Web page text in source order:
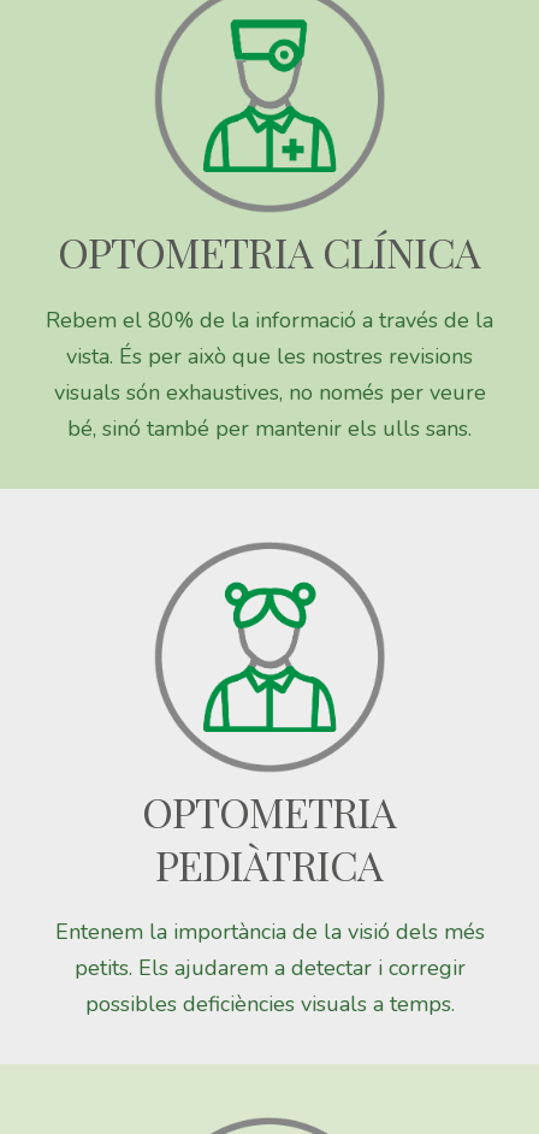
OPTOMETRIA CLÍNICA
Rebem el 80% de la informació a través de la
vista. És per això que les nostres revisions
visuals són exhaustives, no només per veure
bé, sinó també per mantenir els ulls sans.
OPTOMETRIA
PEDIÀTRICA
Entenem la importància de la visió dels més
petits. Els ajudarem a detectar i corregir
possibles deficiències visuals a temps.